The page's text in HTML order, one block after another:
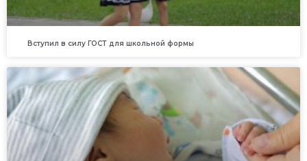
Вступил в силу ГОСТ для школьной формы